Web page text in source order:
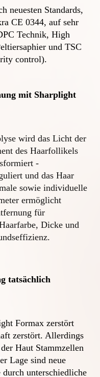
neuesten Standards,
CE 0344, auf sehr
Technik, High
und TSC
control).
mit Sharplight
wird das Licht der
des Haarfollikels
-
und das Haar
sowie individuelle
ermöglicht
für
Dicke und
tatsächlich
Formax zerstört
zerstört. Allerdings
Haut Stammzellen
Lage sind neue
unterschiedliche